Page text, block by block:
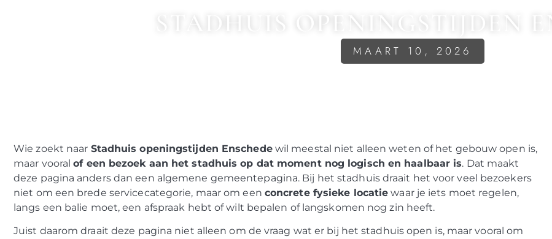
STADHUIS OPENINGSTIJDEN
MAART 10, 2026
Wie zoekt naar Stadhuis openingstijden Enschedewil meestal niet alleen weten of het gebouw open is,
maar vooralof een bezoek aan het stadhuis op dat moment nog logisch en haalbaar is. Dat maakt
deze pagina anders dan een algemene gemeentepagina. Bij het stadhuis draait het voor veel bezoekers
niet om een brede servicecategorie, maar om een concrete fysieke locatie waar je iets moet regelen,
langs een balie moet, een afspraak hebt of wilt bepalen of langskomen nog zin heeft.
Juist daarom draait deze pagina niet alleen om de vraag wat er bij het stadhuis open is, maar vooral om